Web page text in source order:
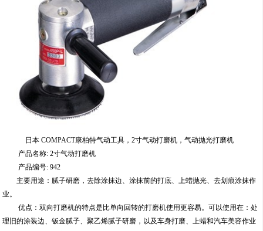
日本 COMPACT康柏特气动工具，2寸气动打磨机，气动抛光打磨机
产品名称: 2寸气动打磨机
产品编号: 942
主要用途：腻子研磨，去除涂抹边、涂抹前的打底、上蜡抛光、去划痕涂抹作
业。
优点：双向打磨机的特点是比单向回转的打磨机使用更容易。可以使用在：处
理旧的涂装边、钣金腻子、聚乙烯腻子研磨，以及车身打磨、上蜡和汽车美容作业